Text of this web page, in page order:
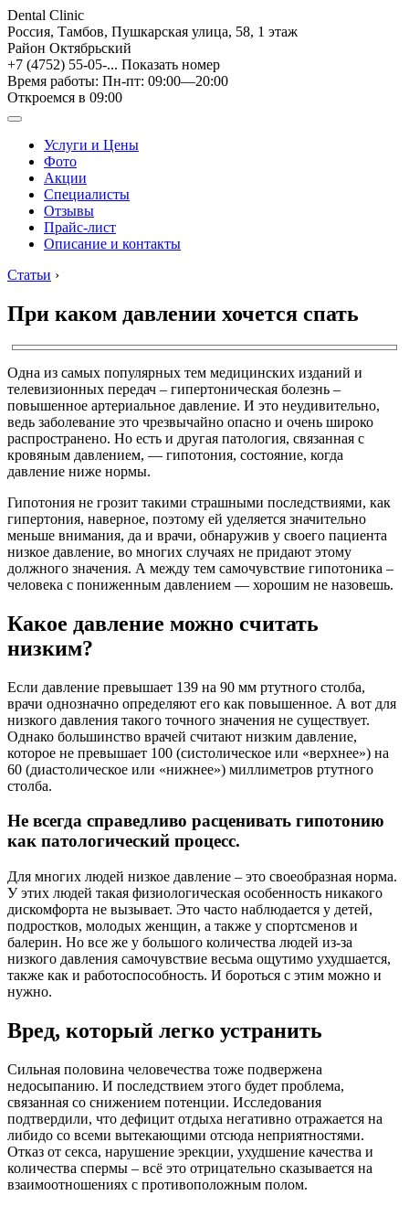
Dental Clinic
Россия, Тамбов, Пушкарская улица, 58, 1 этаж
Район Октябрьский
+7 (4752) 55-05-... Показать номер
Время работы: Пн-пт: 09:00—20:00
Откроемся в 09:00
Услуги и Цены
Фото
Акции
Специалисты
Отзывы
Прайс-лист
Описание и контакты
Статьи ›
При каком давлении хочется спать
Одна из самых популярных тем медицинских изданий и
телевизионных передач – гипертоническая болезнь –
повышенное артериальное давление. И это неудивительно,
ведь заболевание это чрезвычайно опасно и очень широко
распространено. Но есть и другая патология, связанная с
кровяным давлением, — гипотония, состояние, когда
давление ниже нормы.
Гипотония не грозит такими страшными последствиями, как
гипертония, наверное, поэтому ей уделяется значительно
меньше внимания, да и врачи, обнаружив у своего пациента
низкое давление, во многих случаях не придают этому
должного значения. А между тем самочувствие гипотоника –
человека с пониженным давлением — хорошим не назовешь.
Какое давление можно считать
низким?
Если давление превышает 139 на 90 мм ртутного столба,
врачи однозначно определяют его как повышенное. А вот для
низкого давления такого точного значения не существует.
Однако большинство врачей считают низким давление,
которое не превышает 100 (систолическое или «верхнее») на
60 (диастолическое или «нижнее») миллиметров ртутного
столба.
Не всегда справедливо расценивать гипотонию
как патологический процесс.
Для многих людей низкое давление – это своеобразная норма.
У этих людей такая физиологическая особенность никакого
дискомфорта не вызывает. Это часто наблюдается у детей,
подростков, молодых женщин, а также у спортсменов и
балерин. Но все же у большого количества людей из-за
низкого давления самочувствие весьма ощутимо ухудшается,
также как и работоспособность. И бороться с этим можно и
нужно.
Вред, который легко устранить
Сильная половина человечества тоже подвержена
недосыпанию. И последствием этого будет проблема,
связанная со снижением потенции. Исследования
подтвердили, что дефицит отдыха негативно отражается на
либидо со всеми вытекающими отсюда неприятностями.
Отказ от секса, нарушение эрекции, ухудшение качества и
количества спермы – всё это отрицательно сказывается на
взаимоотношениях с противоположным полом.